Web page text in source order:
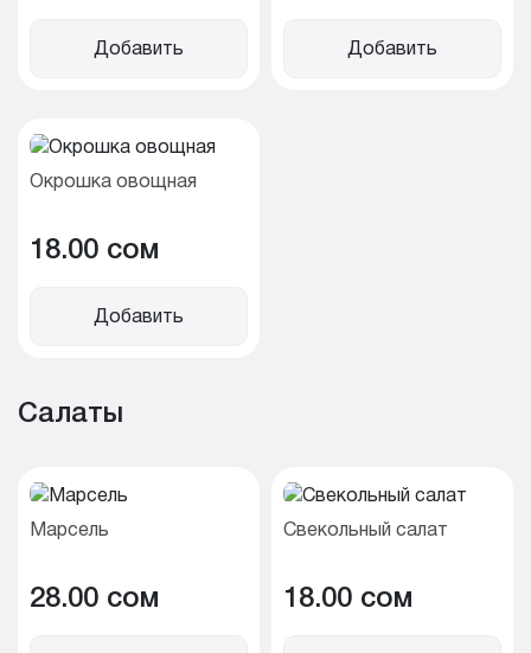
Добавить Добавить
Окрошка овощная
18.00 cом
Добавить
Салаты
Марсель
28.00 cом
Свекольный салат
18.00 cом